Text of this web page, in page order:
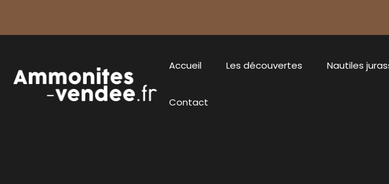
Accueil Les découvertes Nautiles
Contact